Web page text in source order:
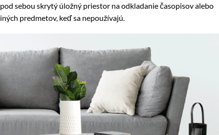
pod sebou skrytý úložný priestor na odkladanie časopisov alebo
iných predmetov, keď sa nepoužívajú.